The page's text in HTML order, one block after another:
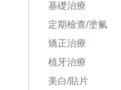
基礎治療
定期檢查/塗氟
矯正治療
植牙治療
美白/貼片